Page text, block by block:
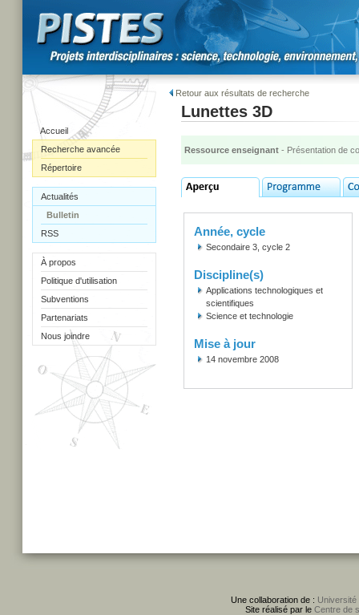
Accueil
Recherche avancée
Répertoire
Actualités
Bulletin
RSS
À propos
Politique d'utilisation
Subventions
Partenariats
Nous joindre
Retour aux résultats de recherche
Lunettes 3D
Ressource enseignant - Présentation de
Année, cycle
Secondaire 3, cycle 2
Discipline(s)
Applications technologiques et
scientifiques
Science et technologie
Mise à jour
14 novembre 2008
Une collaboration de : Université
Site réalisé par le Centre de